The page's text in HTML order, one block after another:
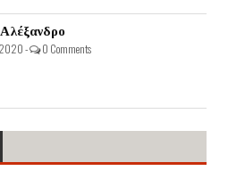
2020 - 0 Comments